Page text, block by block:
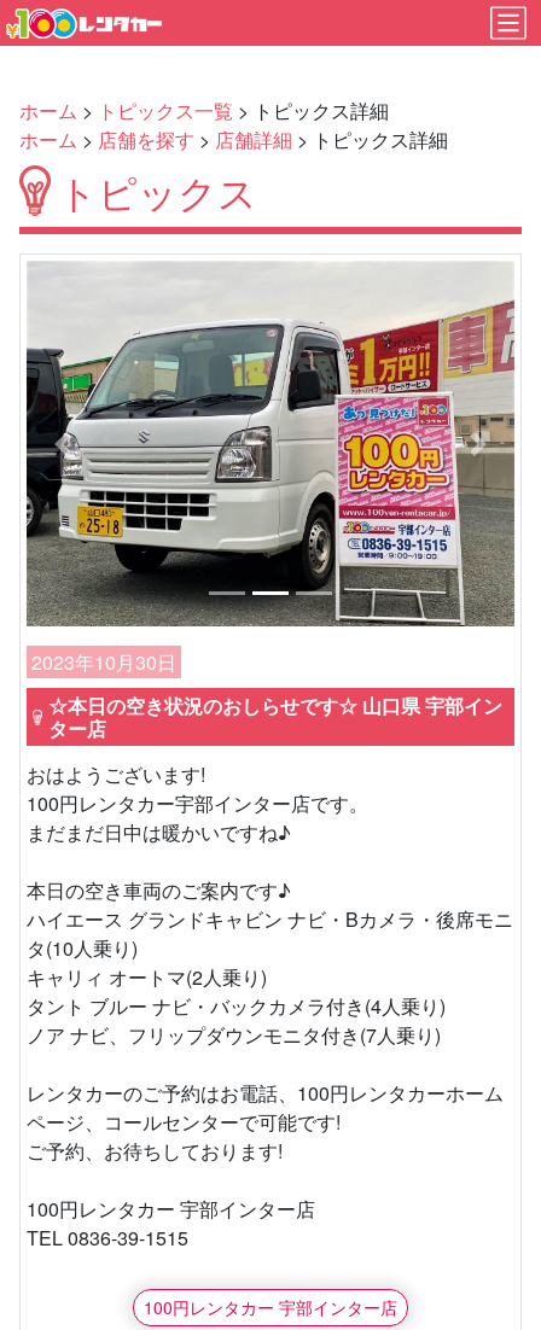
ホーム > トピックス一覧 > トピックス詳細
ホーム > 店舗を探す > 店舗詳細 > トピックス詳細
トピックス
Previous Next
2023年10月30日
☆本日の空き状況のおしらせです☆ 山口県 宇部イン
ター店
おはようございます!
100円レンタカー宇部インター店です。
まだまだ日中は暖かいですね♪
本日の空き車両のご案内です♪
ハイエース グランドキャビン ナビ・Bカメラ・後席モニ
タ(10人乗り)
キャリィ オートマ(2人乗り)
タント ブルー ナビ・バックカメラ付き(4人乗り)
ノア ナビ、フリップダウンモニタ付き(7人乗り)
レンタカーのご予約はお電話、100円レンタカーホーム
ページ、コールセンターで可能です!
ご予約、お待ちしております!
100円レンタカー 宇部インター店
TEL 0836-39-1515
100円レンタカー 宇部インター店